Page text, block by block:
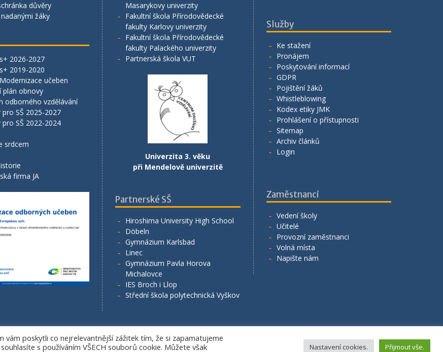
důvěry
žáky
2026-2027
2019-2020
učeben
plán obnovy
odborného vzdělávání
pro SŠ 2025-2027
pro SŠ 2022-2024
srdcem
firma JA
Masarykovy univerzity
Fakultní škola Přírodovědecké
fakulty Karlovy univerzity
Fakultní škola Přírodovědecké
fakulty Palackého univerzity
Partnerská škola VUT
Univerzita 3. věku
při Mendelově univerzitě
Partnerské SŠ
Hiroshima University High School
Döbeln
Gymnázium Karlsbad
Linec
Gymnázium Pavla Horova
Michalovce
IES Broch i Llop
Střední škola polytechnická Vyškov
Služby
Ke stažení
Pronájem
Poskytování informací
GDPR
Pojištění žáků
Whistleblowing
Kodex etiky JMK
Prohlášení o přístupnosti
Sitemap
Archiv článků
Login
Zaměstnanci
Vedení školy
Učitelé
Provozní zaměstnanci
Volná místa
Napište nám
Copyright. All rights reserved.
vám poskytli co nejrelevantnější zážitek tím, že si zapamatujeme
s používáním VŠECH souborů cookie. Můžete však
Nastavení cookies. Přijmout vše.